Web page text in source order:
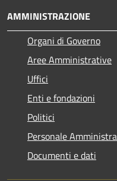
AMMINISTRAZIONE
Organi di Governo
Aree Amministrative
Uffici
Enti e fondazioni
Politici
Personale
Documenti e dati